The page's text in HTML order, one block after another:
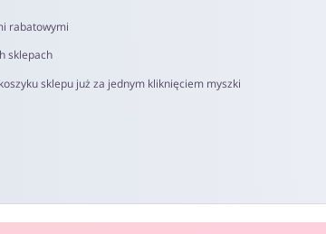
rabatowymi
sklepach
sklepu już za jednym kliknięciem myszki